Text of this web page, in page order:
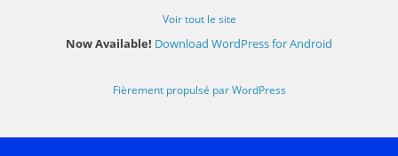
Voir tout le site
Now Available! Download WordPress for Android
Fièrement propulsé par WordPress